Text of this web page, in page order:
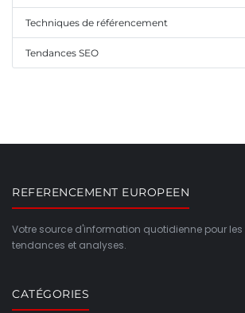
Techniques de référencement
Tendances SEO
REFERENCEMENT EUROPEEN
Votre source d'information quotidienne pour
tendances et analyses.
CATÉGORIES